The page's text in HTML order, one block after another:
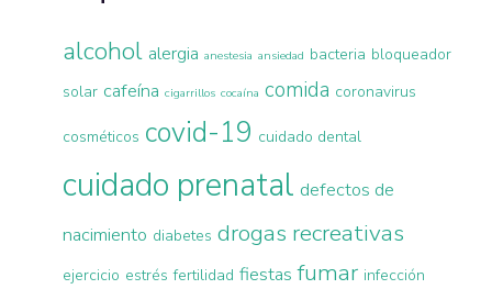
alcohol alergia anestesia ansiedad bacteria bloqueador
solar cafeína cigarrillos cocaína comida coronavirus
cosméticos covid-19 cuidado dental
cuidado prenatal defectos de
nacimiento diabetes drogas recreativas
ejercicio estrés fertilidad fiestas fumar infección